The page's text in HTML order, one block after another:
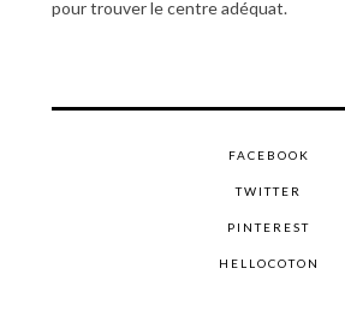
pour trouver le centre adéquat.
FACEBOOK
TWITTER
PINTEREST
HELLOCOTON